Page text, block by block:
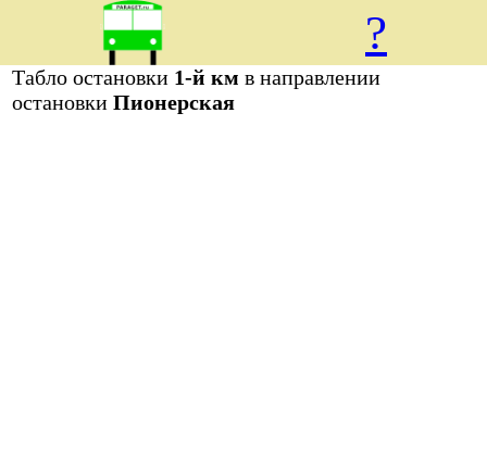
?
Табло остановки 1-й кмв направлении
остановкиПионерская